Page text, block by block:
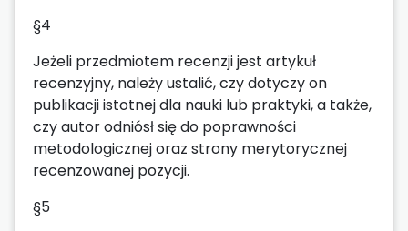
§4
Jeżeli przedmiotem recenzji jest artykuł
recenzyjny, należy ustalić, czy dotyczy on
publikacji istotnej dla nauki lub praktyki, a także,
czy autor odniósł się do poprawności
metodologicznej oraz strony merytorycznej
recenzowanej pozycji.
§5